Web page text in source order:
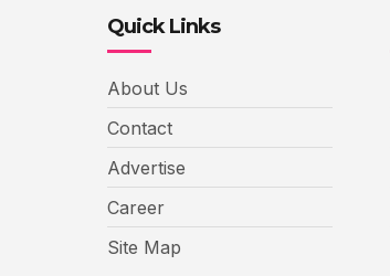
Quick Links
About Us
Contact
Advertise
Career
Site Map